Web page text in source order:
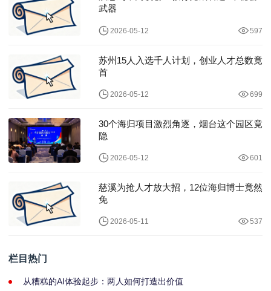
武器
2026-05-12 597
苏州15人入选千人计划，创业人才总数竟
首
2026-05-12 699
30个海归项目激烈角逐，烟台这个园区竟
隐
2026-05-12 601
慈溪为抢人才放大招，12位海归博士竟然
免
2026-05-11 537
栏目热门
从糟糕的AI体验起步：两人如何打造出价值